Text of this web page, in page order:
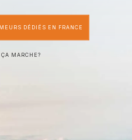
DÉDIÉS EN FRANCE
MARCHE?